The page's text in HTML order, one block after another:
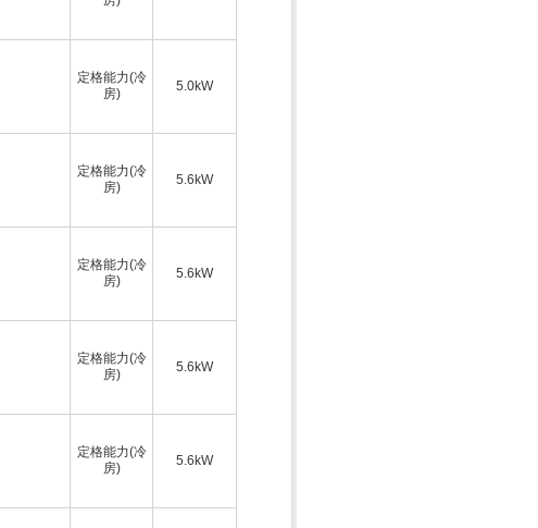
定格能力(冷
房)
5.0kW
定格能力(冷
房)
5.6kW
定格能力(冷
房)
5.6kW
定格能力(冷
房)
5.6kW
定格能力(冷
房)
5.6kW